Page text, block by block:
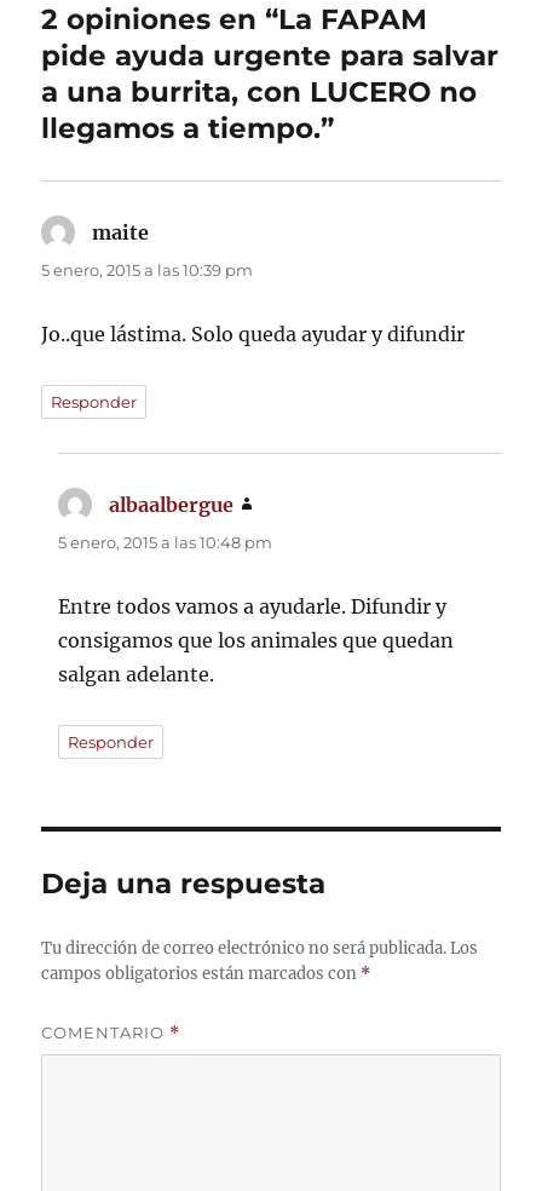
2 opiniones en “La FAPAM
pide ayuda urgente para salvar
a una burrita, con LUCERO no
llegamos a tiempo.”
maite
5 enero, 2015 a las 10:39 pm
Jo..que lástima. Solo queda ayudar y difundir
Responder
albaalbergue
5 enero, 2015 a las 10:48 pm
Entre todos vamos a ayudarle. Difundir y
consigamos que los animales que quedan
salgan adelante.
Responder
Deja una respuesta
Tu dirección de correo electrónico no será publicada. Los
campos obligatorios están marcados con *
COMENTARIO *